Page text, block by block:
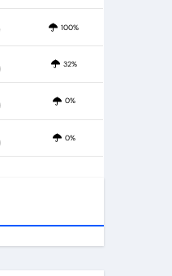
100%
32%
0%
0%